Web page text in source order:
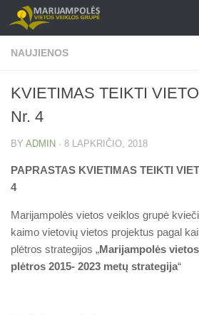
Skip to content
NAUJIENOS
KVIETIMAS TEIKTI
Nr. 4
BY ADMIN · 8 LAPKRIČIO, 2018
PAPRASTAS KVIETIMAS TEIKTI
4
Marijampolės vietos veiklos grupė
kaimo vietovių vietos projektus pagal
plėtros strategijos „Marijampolės
plėtros 2015- 2023 metų strategija“